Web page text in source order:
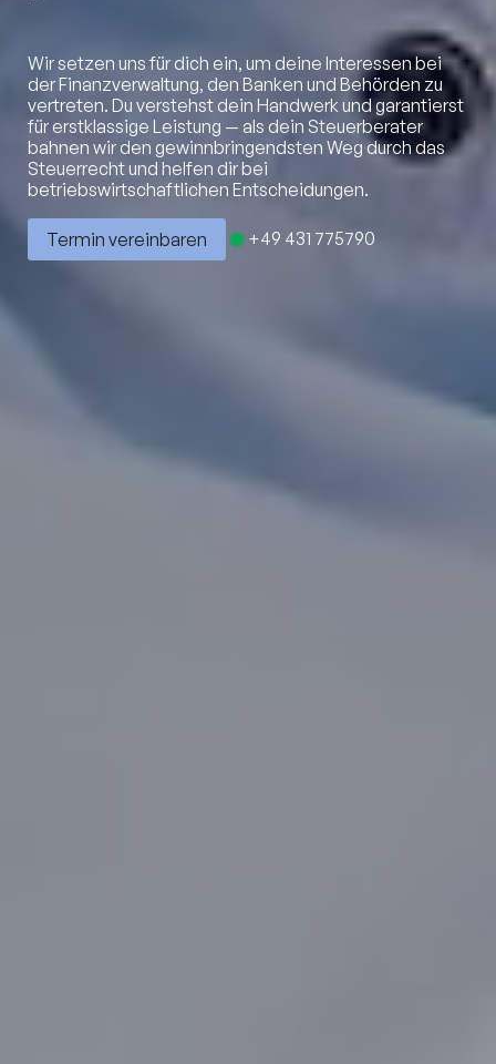
Wir setzen uns für dich ein, um deine Interessen bei
der Finanzverwaltung, den Banken und Behörden zu
vertreten. Du verstehst dein Handwerk und garantierst
für erstklassige Leistung — als dein Steuerberater
bahnen wir den gewinnbringendsten Weg durch das
Steuerrecht und helfen dir bei
betriebswirtschaftlichen Entscheidungen.
Termin vereinbaren
Termin vereinbaren +49 431 775790